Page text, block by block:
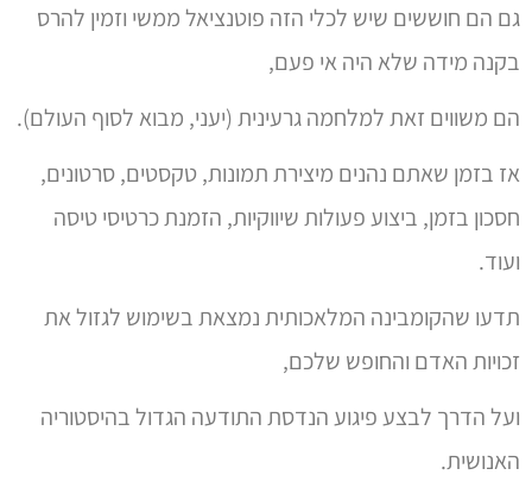
גם הם חוששים שיש לכלי הזה פוטנציאל ממשי וזמין להרס
בקנה מידה שלא היה אי פעם,
הם משווים זאת למלחמה גרעינית (יעני, מבוא לסוף העולם).
אז בזמן שאתם נהנים מיצירת תמונות, טקסטים, סרטונים,
חסכון בזמן, ביצוע פעולות שיווקיות, הזמנת כרטיסי טיסה
ועוד.
תדעו שהקומבינה המלאכותית נמצאת בשימוש לגזול את
זכויות האדם והחופש שלכם,
ועל הדרך לבצע פיגוע הנדסת התודעה הגדול בהיסטוריה
האנושית.